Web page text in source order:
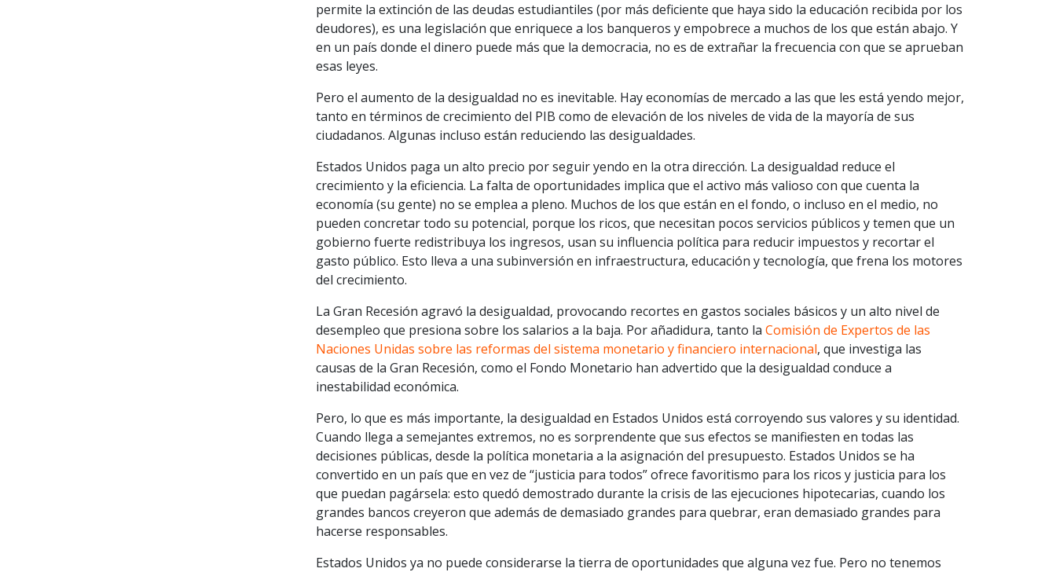
permite la extinción de las deudas estudiantiles (por más deficiente que haya sido la educación recibida por los
deudores), es una legislación que enriquece a los banqueros y empobrece a muchos de los que están abajo. Y
en un país donde el dinero puede más que la democracia, no es de extrañar la frecuencia con que se aprueban
esas leyes.
Pero el aumento de la desigualdad no es inevitable. Hay economías de mercado a las que les está yendo mejor,
tanto en términos de crecimiento del PIB como de elevación de los niveles de vida de la mayoría de sus
ciudadanos. Algunas incluso están reduciendo las desigualdades.
Estados Unidos paga un alto precio por seguir yendo en la otra dirección. La desigualdad reduce el
crecimiento y la eficiencia. La falta de oportunidades implica que el activo más valioso con que cuenta la
economía (su gente) no se emplea a pleno. Muchos de los que están en el fondo, o incluso en el medio, no
pueden concretar todo su potencial, porque los ricos, que necesitan pocos servicios públicos y temen que un
gobierno fuerte redistribuya los ingresos, usan su influencia política para reducir impuestos y recortar el
gasto público. Esto lleva a una subinversión en infraestructura, educación y tecnología, que frena los motores
del crecimiento.
La Gran Recesión agravó la desigualdad, provocando recortes en gastos sociales básicos y un alto nivel de
desempleo que presiona sobre los salarios a la baja. Por añadidura, tanto la Comisión de Expertos de las
Naciones Unidas sobre las reformas del sistema monetario y financiero internacional, que investiga las
causas de la Gran Recesión, como el Fondo Monetario han advertido que la desigualdad conduce a
inestabilidad económica.
Pero, lo que es más importante, la desigualdad en Estados Unidos está corroyendo sus valores y su identidad.
Cuando llega a semejantes extremos, no es sorprendente que sus efectos se manifiesten en todas las
decisiones públicas, desde la política monetaria a la asignación del presupuesto. Estados Unidos se ha
convertido en un país que en vez de “justicia para todos” ofrece favoritismo para los ricos y justicia para los
que puedan pagársela: esto quedó demostrado durante la crisis de las ejecuciones hipotecarias, cuando los
grandes bancos creyeron que además de demasiado grandes para quebrar, eran demasiado grandes para
hacerse responsables.
Estados Unidos ya no puede considerarse la tierra de oportunidades que alguna vez fue. Pero no tenemos